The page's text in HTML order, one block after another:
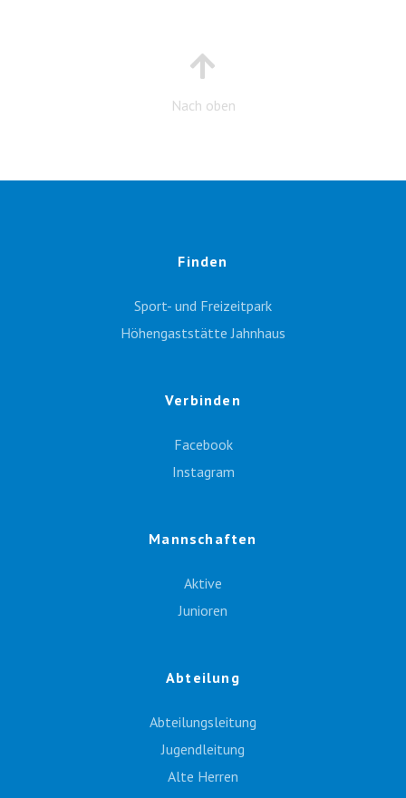
Nach oben
Finden
Sport- und Freizeitpark
Höhengaststätte Jahnhaus
Verbinden
Facebook
Instagram
Mannschaften
Aktive
Junioren
Abteilung
Abteilungsleitung
Jugendleitung
Alte Herren